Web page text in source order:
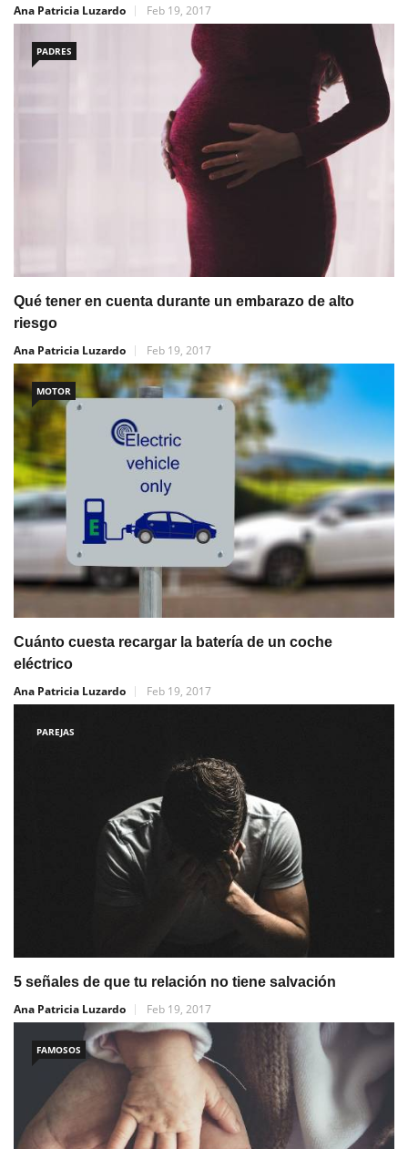
Ana Patricia Luzardo Feb 19, 2017
PADRES
Qué tener en cuenta durante un embarazo de alto
riesgo
Ana Patricia Luzardo
Feb 19, 2017
MOTOR
Cuánto cuesta recargar la batería de un coche
eléctrico
Ana Patricia Luzardo
Feb 19, 2017
PAREJAS
5 señales de que tu relación no tiene salvación
Ana Patricia Luzardo
Feb 19, 2017
FAMOSOS